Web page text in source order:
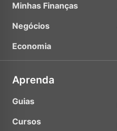
Minhas Finanças
Negócios
Economia
Aprenda
Guias
Cursos